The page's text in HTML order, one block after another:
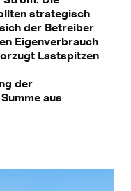
strategisch
der Betreiber
Eigenverbrauch
Lastspitzen
der
aus